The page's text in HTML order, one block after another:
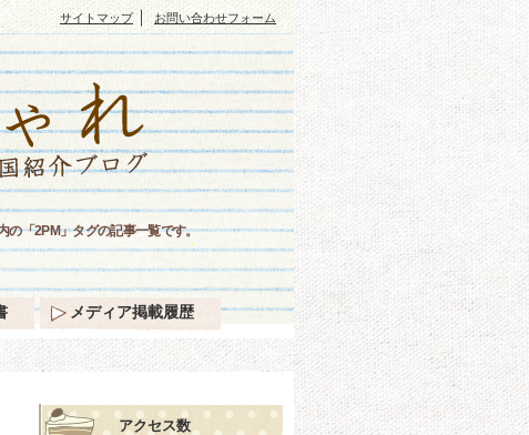
アクセス数
の「2PM」タグの記事一覧です。
サイトマップ｜ お問い合わせフォーム
メディア掲載履歴